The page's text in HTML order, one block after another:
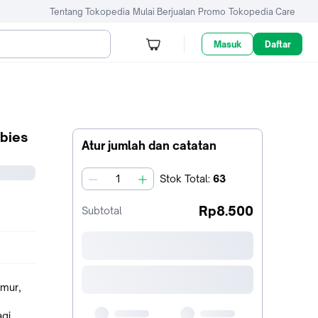
Tentang Tokopedia Mulai Berjualan Promo Tokopedia Care
Masuk Daftar
Atur jumlah dan catatan
jumlah Stok Total: 63
Subtotal Rp8.500